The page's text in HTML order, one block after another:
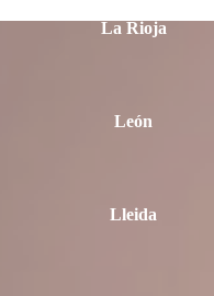
La Rioja
León
Lleida